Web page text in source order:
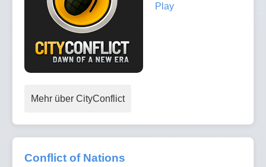
Play
Mehr über CityConflict
Conflict of Nations